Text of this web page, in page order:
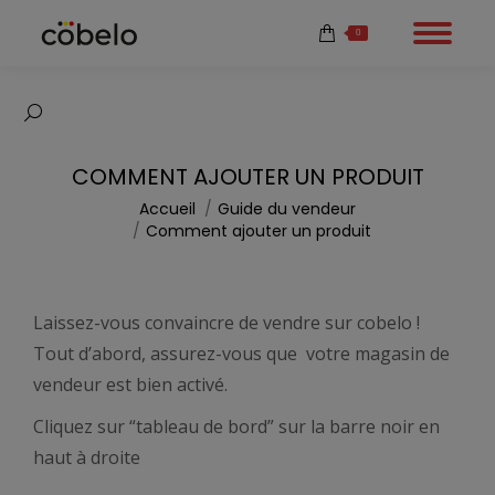
Recherche
0
COMMENT AJOUTER UN PRODUIT
Vous êtes ici :Accueil
Guide du vendeur
Comment ajouter un produit
Laissez-vous convaincre de vendre sur cobelo !
Tout d’abord, assurez-vous que votre magasin de
vendeur est bien activé.
Cliquez sur “tableau de bord” sur la barre noir en
haut à droite